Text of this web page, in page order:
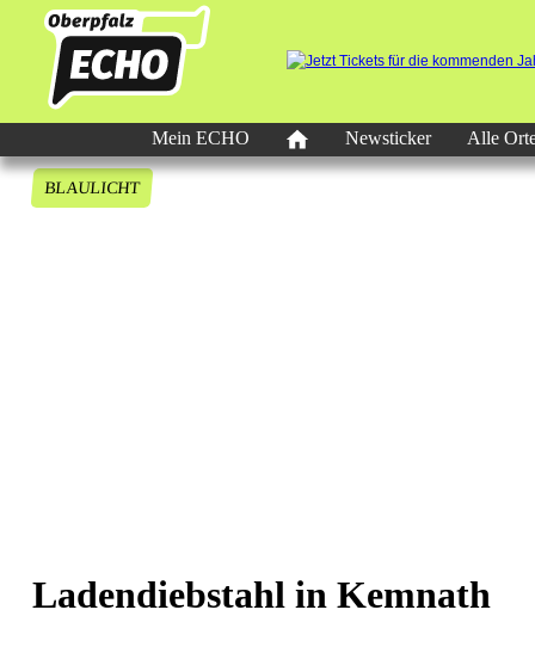
Mein ECHO Newsticker Alle
BLAULICHT
Ladendiebstahl in Kemnath